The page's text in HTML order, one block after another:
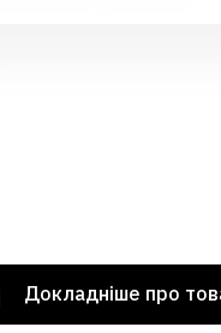
Докладніше про